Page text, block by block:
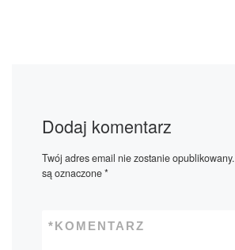
Dodaj komentarz
Twój adres email nie zostanie opublikowany.
są oznaczone*
KOMENTARZ
*